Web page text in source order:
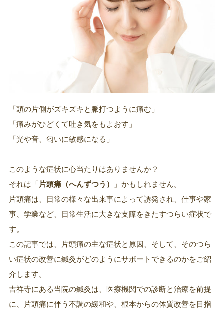
「頭の片側がズキズキと脈打つように痛む」
「痛みがひどくて吐き気をもよおす」
「光や音、匂いに敏感になる」
このような症状に心当たりはありませんか？
それは「片頭痛（へんずつう）
」かもしれません。
片頭痛は、日常の様々な出来事によって誘発され、仕事や家
事、学業など、日常生活に大きな支障をきたすつらい症状で
す。
この記事では、片頭痛の主な症状と原因、そして、そのつら
い症状の改善に鍼灸がどのようにサポートできるのかをご紹
介します。
吉祥寺にある当院の鍼灸は、医療機関での診断と治療を前提
に、片頭痛に伴う不調の緩和や、根本からの体質改善を目指